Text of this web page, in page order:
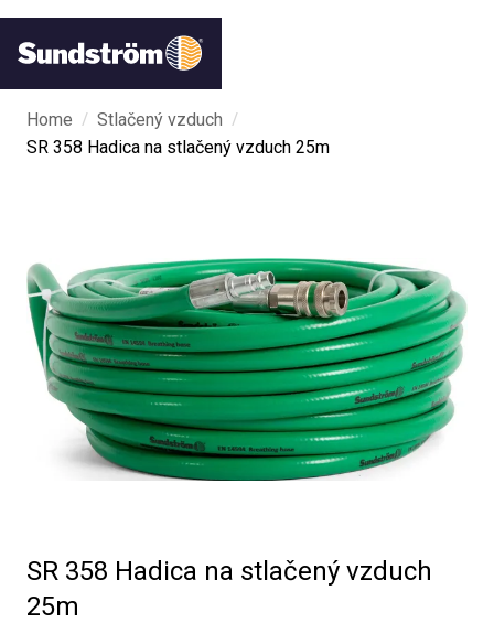
Home / Stlačený vzduch /
SR 358 Hadica na stlačený vzduch 25m
SR 358 Hadica na stlačený vzduch
25m